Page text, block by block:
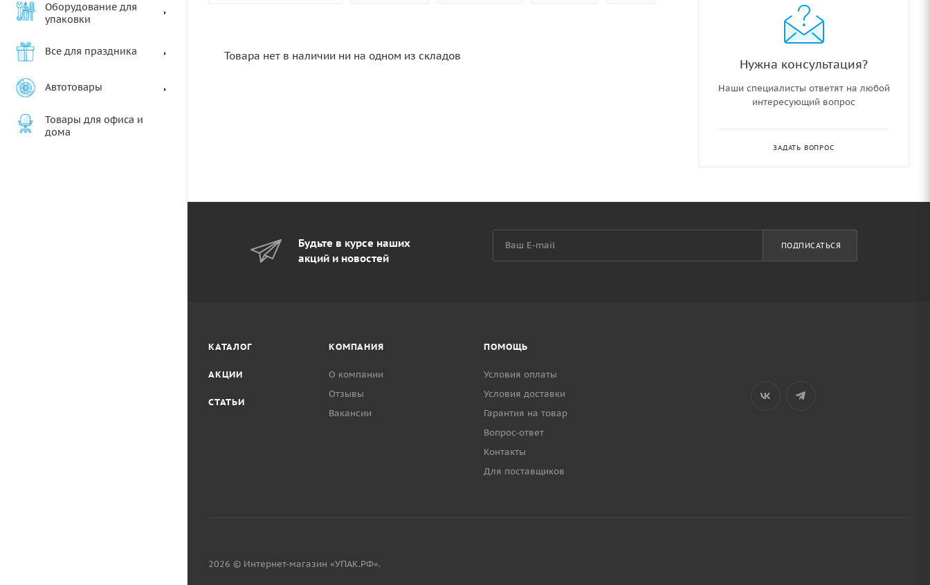
Оборудование для
упаковки
Все для праздника
Автотовары
Товары для офиса и
дома
Товара нет в наличии ни на одном из складов
Нужна консультация?
Наши специалисты ответят на любой
интересующий вопрос
ЗАДАТЬ ВОПРОС
Будьте в курсе наших
акций и новостей
ПОДПИСАТЬСЯ
КАТАЛОГ
АКЦИИ
СТАТЬИ
КОМПАНИЯ
О компании
Отзывы
Вакансии
ПОМОЩЬ
Условия оплаты
Условия доставки
Гарантия на товар
Вопрос-ответ
Контакты
Для поставщиков
2026 © Интернет-магазин «УПАК.РФ».